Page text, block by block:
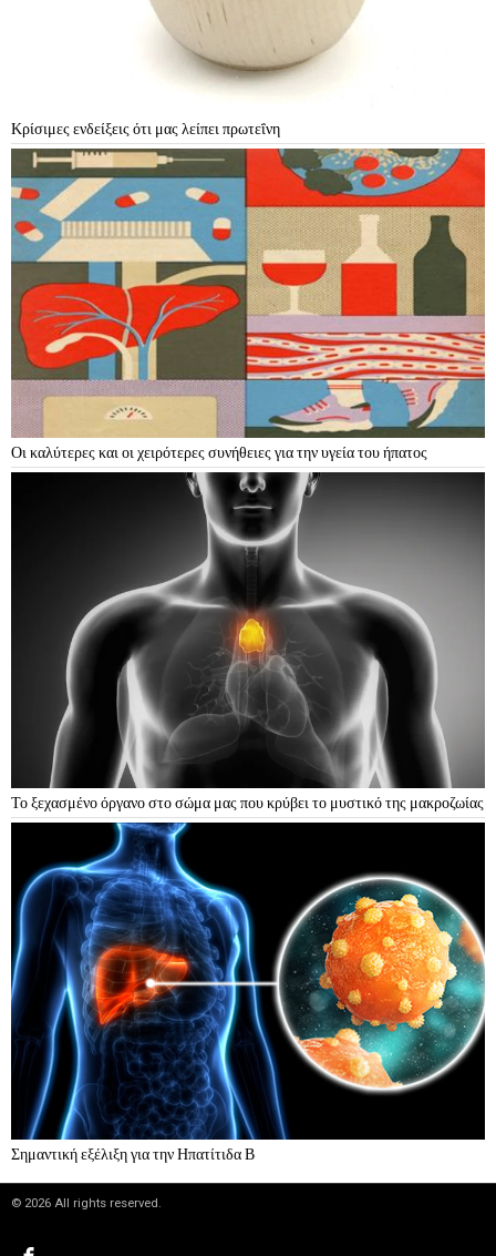
Κρίσιμες ενδείξεις ότι μας λείπει πρωτεΐνη
Οι καλύτερες και οι χειρότερες συνήθειες για την υγεία του ήπατος
Το ξεχασμένο όργανο στο σώμα μας που κρύβει το μυστικό της μακροζωίας
Σημαντική εξέλιξη για την Ηπατίτιδα Β
© 2026 All rights reserved.